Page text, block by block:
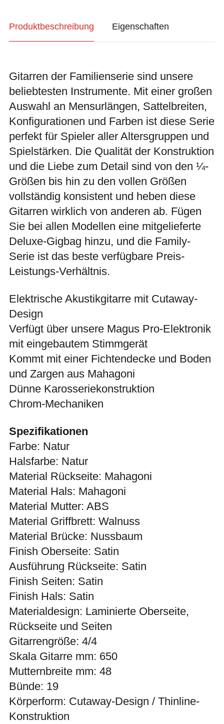
Produktbeschreibung Eigenschaften
Gitarren der Familienserie sind unsere
beliebtesten Instrumente. Mit einer großen
Auswahl an Mensurlängen, Sattelbreiten,
Konfigurationen und Farben ist diese Serie
perfekt für Spieler aller Altersgruppen und
Spielstärken. Die Qualität der Konstruktion
und die Liebe zum Detail sind von den ¼-
Größen bis hin zu den vollen Größen
vollständig konsistent und heben diese
Gitarren wirklich von anderen ab. Fügen
Sie bei allen Modellen eine mitgelieferte
Deluxe-Gigbag hinzu, und die Family-
Serie ist das beste verfügbare Preis-
Leistungs-Verhältnis.
Elektrische Akustikgitarre mit Cutaway-
Design
Verfügt über unsere Magus Pro-Elektronik
mit eingebautem Stimmgerät
Kommt mit einer Fichtendecke und Boden
und Zargen aus Mahagoni
Dünne Karosseriekonstruktion
Chrom-Mechaniken
Spezifikationen
Farbe: Natur
Halsfarbe: Natur
Material Rückseite: Mahagoni
Material Hals: Mahagoni
Material Mutter: ABS
Material Griffbrett: Walnuss
Material Brücke: Nussbaum
Finish Oberseite: Satin
Ausführung Rückseite: Satin
Finish Seiten: Satin
Finish Hals: Satin
Materialdesign: Laminierte Oberseite,
Rückseite und Seiten
Gitarrengröße: 4/4
Skala Gitarre mm: 650
Mutternbreite mm: 48
Bünde: 19
Körperform: Cutaway-Design / Thinline-
Konstruktion